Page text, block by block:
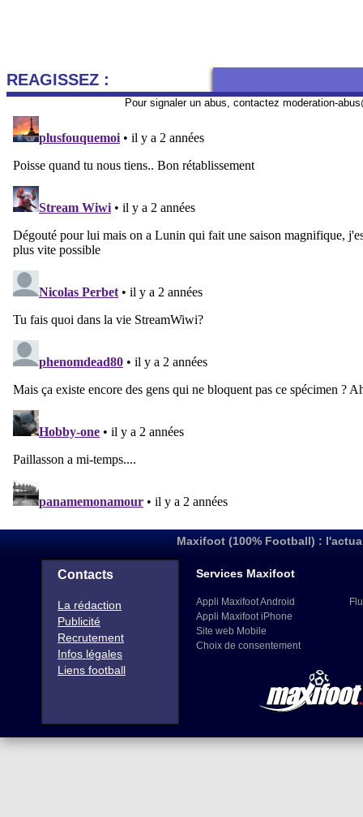
REAGISSEZ :
Pour signaler un abus, contactez moderation-
Maxifoot (100% Football) :
Contacts
La rédaction
Publicité
Recrutement
Infos légales
Liens football
Services Maxifoot
Appli Maxifoot Android
Appli Maxifoot iPhone
Site web Mobile
Choix de consentement